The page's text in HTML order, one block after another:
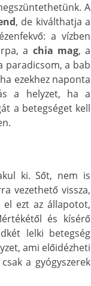
A
, de kiválthatja a
a vízben
a chia mag, a
paradicsom, a bab
ezekhez naponta
a helyzet, ha a
a betegséget kell
ki. Sőt, nem is
vezethető vissza,
ezt az állapotot,
és kísérő
lelki betegség
ami előidézheti
a gyógyszerek